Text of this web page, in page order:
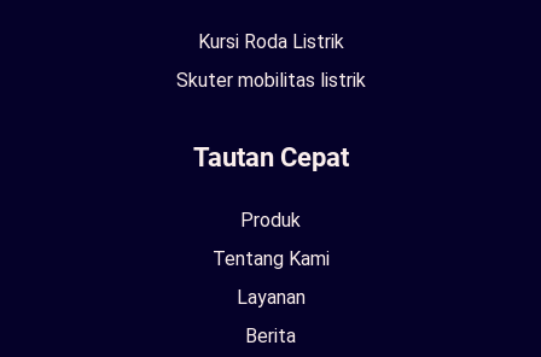
Kursi Roda Listrik
Skuter mobilitas listrik
Tautan Cepat
Produk
Tentang Kami
Layanan
Berita